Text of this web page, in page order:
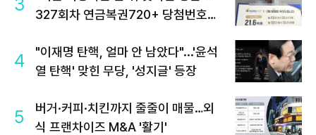
3
327회차 연금복권720+ 당첨번호조
4
"이재명 탄핵, 얼마 안 남았다"...'윤석
열 탄핵' 맞힌 무당, '성지글' 등장
5
버거·커피·치킨까지 줄줄이 매물…외
식 프랜차이즈 M&A '활기'